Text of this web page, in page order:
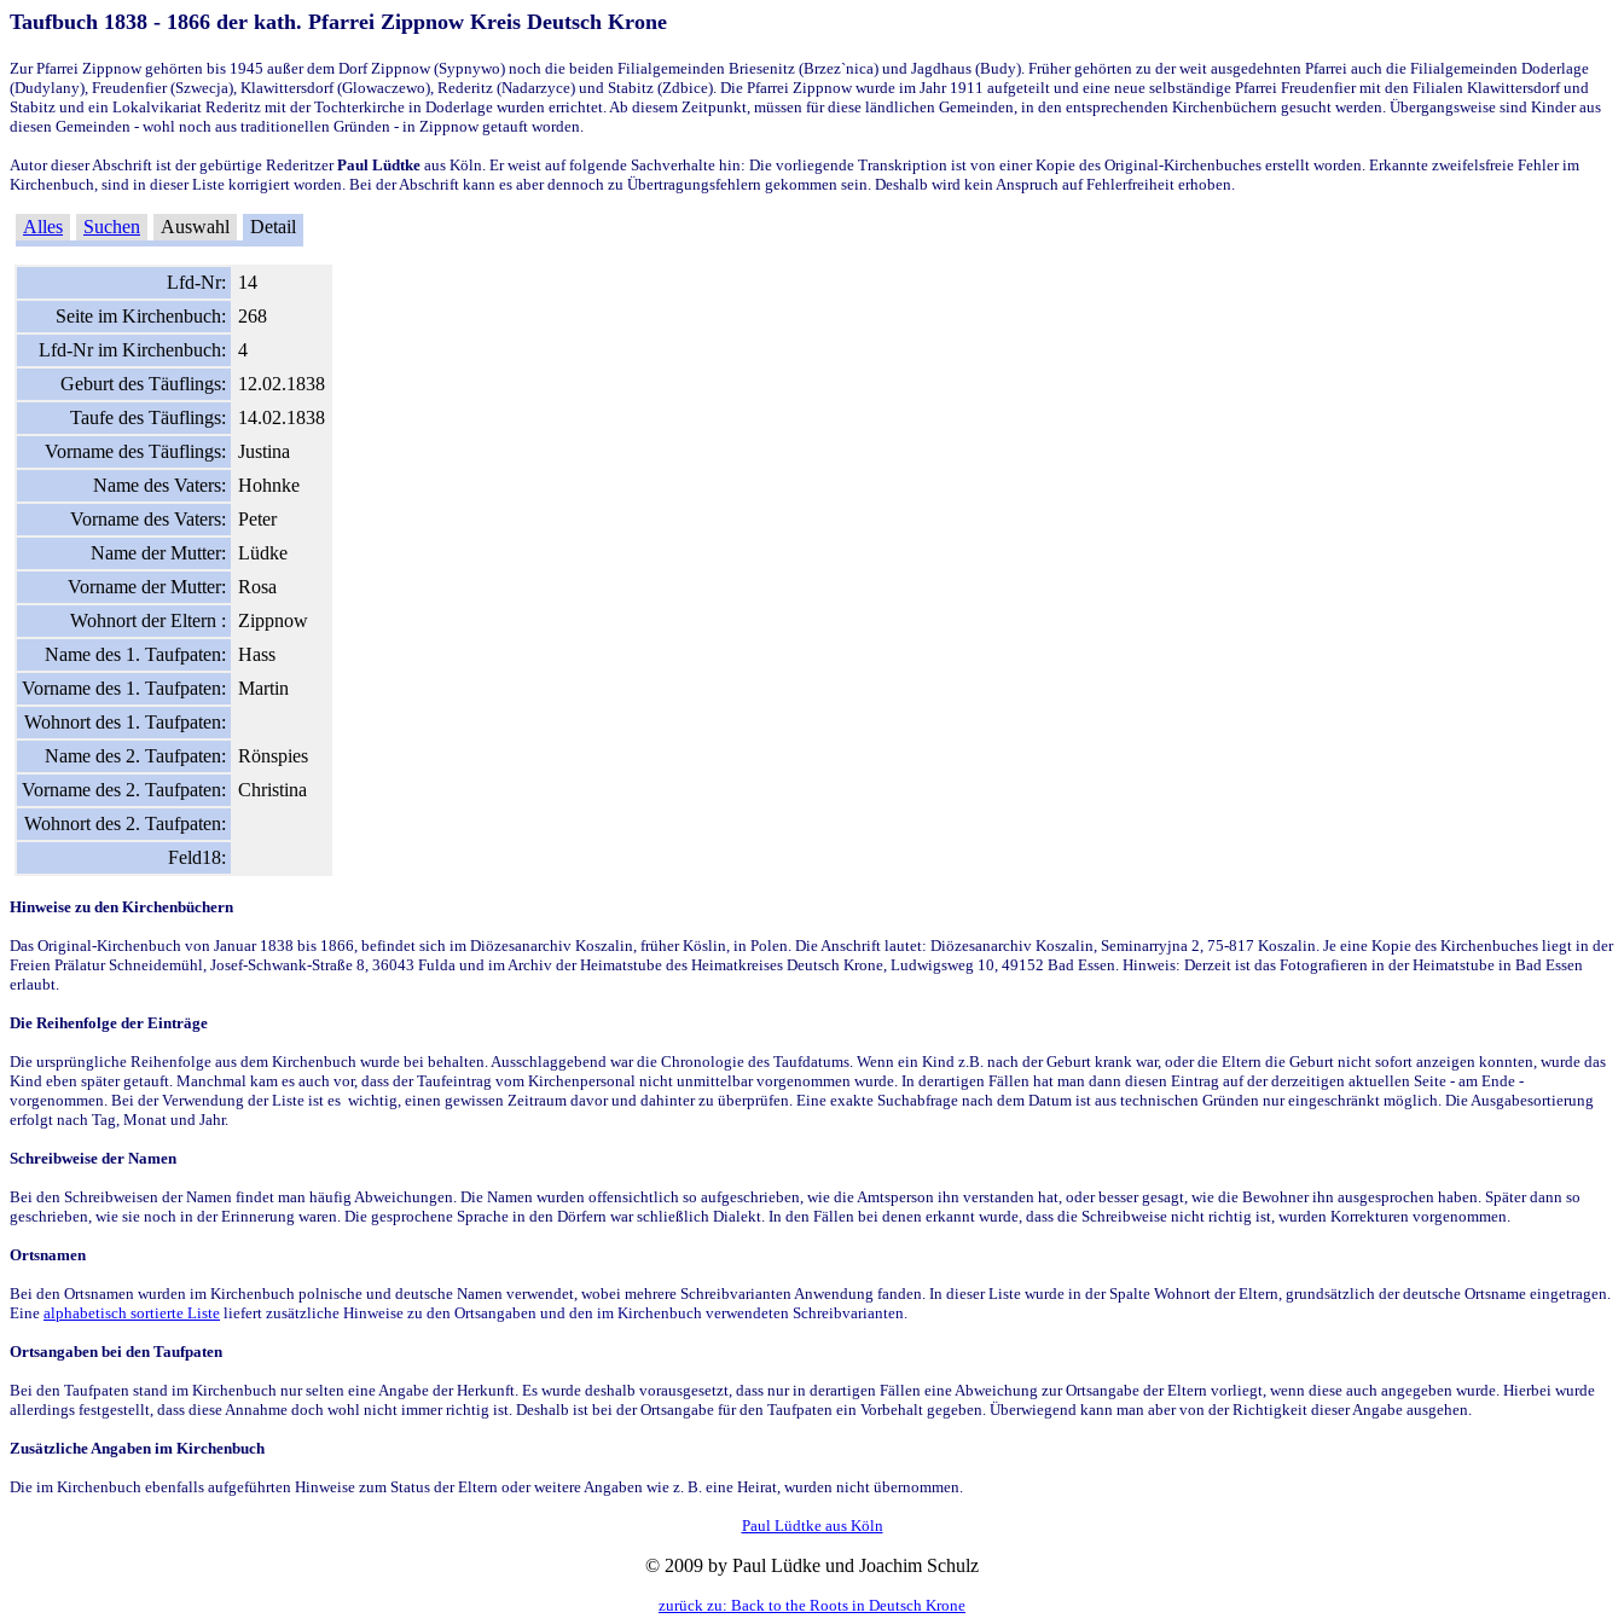
Taufbuch 1838 - 1866 der kath. Pfarrei Zippnow Kreis Deutsch Krone
Zur Pfarrei Zippnow gehörten bis 1945 außer dem Dorf Zippnow (Sypnywo) noch die beiden Filialgemeinden Briesenitz (Brzez`nica) und Jagdhaus (Budy). Früher gehörten zu der weit ausgedehnten Pfarrei auch die Filialgemeinden Doderlage
(Dudylany), Freudenfier (Szwecja), Klawittersdorf (Glowaczewo), Rederitz (Nadarzyce) und Stabitz (Zdbice). Die Pfarrei Zippnow wurde im Jahr 1911 aufgeteilt und eine neue selbständige Pfarrei Freudenfier mit den Filialen Klawittersdorf und
Stabitz und ein Lokalvikariat Rederitz mit der Tochterkirche in Doderlage wurden errichtet. Ab diesem Zeitpunkt, müssen für diese ländlichen Gemeinden, in den entsprechenden Kirchenbüchern gesucht werden. Übergangsweise sind Kinder aus
diesen Gemeinden - wohl noch aus traditionellen Gründen - in Zippnow getauft worden.
Autor dieser Abschrift ist der gebürtige RederitzerPaul Lüdtke aus Köln. Er weist auf folgende Sachverhalte hin: Die vorliegende Transkription ist von einer Kopie des Original-Kirchenbuches erstellt worden. Erkannte zweifelsfreie Fehler im
Kirchenbuch, sind in dieser Liste korrigiert worden. Bei der Abschrift kann es aber dennoch zu Übertragungsfehlern gekommen sein. Deshalb wird kein Anspruch auf Fehlerfreiheit erhoben.
Alles Suchen Auswahl Detail
Lfd-Nr:
14
Seite im Kirchenbuch:
268
Lfd-Nr im Kirchenbuch:
4
Geburt des Täuflings:
12.02.1838
Taufe des Täuflings:
14.02.1838
Vorname des Täuflings:
Justina
Name des Vaters:
Hohnke
Vorname des Vaters:
Peter
Name der Mutter:
Lüdke
Vorname der Mutter:
Rosa
Wohnort der Eltern :
Zippnow
Name des 1. Taufpaten:
Hass
Vorname des 1. Taufpaten:
Martin
Wohnort des 1. Taufpaten:
Name des 2. Taufpaten:
Rönspies
Vorname des 2. Taufpaten:
Christina
Wohnort des 2. Taufpaten:
Feld18:
Hinweise zu den Kirchenbüchern
Das Original-Kirchenbuch von Januar 1838 bis 1866, befindet sich im Diözesanarchiv Koszalin, früher Köslin, in Polen. Die Anschrift lautet: Diözesanarchiv Koszalin, Seminarryjna 2, 75-817 Koszalin. Je eine Kopie des Kirchenbuches liegt in der
Freien Prälatur Schneidemühl, Josef-Schwank-Straße 8, 36043 Fulda und im Archiv der Heimatstube des Heimatkreises Deutsch Krone, Ludwigsweg 10, 49152 Bad Essen. Hinweis: Derzeit ist das Fotografieren in der Heimatstube in Bad Essen
erlaubt.
Die Reihenfolge der Einträge
Die ursprüngliche Reihenfolge aus dem Kirchenbuch wurde bei behalten. Ausschlaggebend war die Chronologie des Taufdatums. Wenn ein Kind z.B. nach der Geburt krank war, oder die Eltern die Geburt nicht sofort anzeigen konnten, wurde das
Kind eben später getauft. Manchmal kam es auch vor, dass der Taufeintrag vom Kirchenpersonal nicht unmittelbar vorgenommen wurde. In derartigen Fällen hat man dann diesen Eintrag auf der derzeitigen aktuellen Seite - am Ende -
vorgenommen. Bei der Verwendung der Liste ist es wichtig, einen gewissen Zeitraum davor und dahinter zu überprüfen. Eine exakte Suchabfrage nach dem Datum ist aus technischen Gründen nur eingeschränkt möglich. Die Ausgabesortierung
erfolgt nach Tag, Monat und Jahr.
Schreibweise der Namen
Bei den Schreibweisen der Namen findet man häufig Abweichungen. Die Namen wurden offensichtlich so aufgeschrieben, wie die Amtsperson ihn verstanden hat, oder besser gesagt, wie die Bewohner ihn ausgesprochen haben. Später dann so
geschrieben, wie sie noch in der Erinnerung waren. Die gesprochene Sprache in den Dörfern war schließlich Dialekt. In den Fällen bei denen erkannt wurde, dass die Schreibweise nicht richtig ist, wurden Korrekturen vorgenommen.
Ortsnamen
Bei den Ortsnamen wurden im Kirchenbuch polnische und deutsche Namen verwendet, wobei mehrere Schreibvarianten Anwendung fanden. In dieser Liste wurde in der Spalte Wohnort der Eltern, grundsätzlich der deutsche Ortsname eingetragen.
Eine alphabetisch sortierte Liste liefert zusätzliche Hinweise zu den Ortsangaben und den im Kirchenbuch verwendeten Schreibvarianten.
Ortsangaben bei den Taufpaten
Bei den Taufpaten stand im Kirchenbuch nur selten eine Angabe der Herkunft. Es wurde deshalb vorausgesetzt, dass nur in derartigen Fällen eine Abweichung zur Ortsangabe der Eltern vorliegt, wenn diese auch angegeben wurde. Hierbei wurde
allerdings festgestellt, dass diese Annahme doch wohl nicht immer richtig ist. Deshalb ist bei der Ortsangabe für den Taufpaten ein Vorbehalt gegeben. Überwiegend kann man aber von der Richtigkeit dieser Angabe ausgehen.
Zusätzliche Angaben im Kirchenbuch
Die im Kirchenbuch ebenfalls aufgeführten Hinweise zum Status der Eltern oder weitere Angaben wie z. B. eine Heirat, wurden nicht übernommen.
Paul Lüdtke aus Köln
© 2009 by Paul Lüdke und Joachim Schulz
zurück zu: Back to the Roots in Deutsch Krone